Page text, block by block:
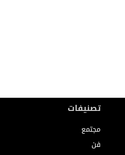
تصنيفات
مجتمع
فن